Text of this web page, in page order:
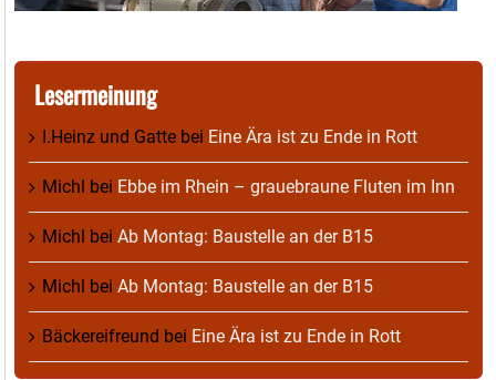
Lesermeinung
I.Heinz und Gatte bei Eine Ära ist zu Ende in Rott
Michl bei Ebbe im Rhein – grauebraune Fluten im Inn
Michl bei Ab Montag: Baustelle an der B15
Michl bei Ab Montag: Baustelle an der B15
Bäckereifreund bei Eine Ära ist zu Ende in Rott